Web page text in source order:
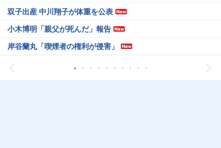
双子出産 中川翔子が体重を公表
小木博明「親父が死んだ」報告
岸谷蘭丸「喫煙者の権利が侵害」